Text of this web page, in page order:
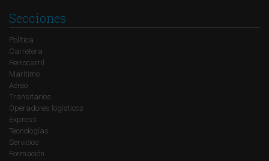
Secciones
Política
Carretera
Ferrocarril
Marítimo
Aéreo
Transitarios
Operadores logísticos
Express
Tecnologías
Servicios
Formación